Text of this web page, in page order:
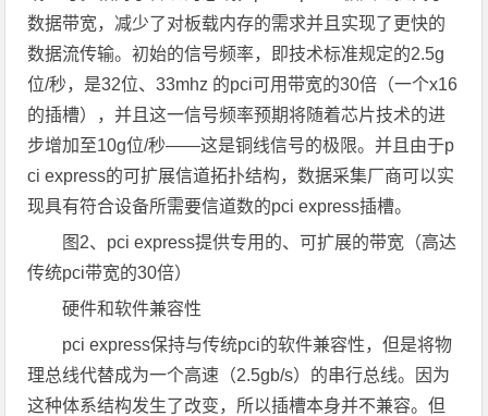
数据带宽，减少了对板载内存的需求并且实现了更快的
数据流传输。初始的信号频率，即技术标准规定的2.5g
位/秒，是32位、33mhz 的pci可用带宽的30倍（一个x16
的插槽），并且这一信号频率预期将随着芯片技术的进
步增加至10g位/秒——这是铜线信号的极限。并且由于p
ci express的可扩展信道拓扑结构，数据采集厂商可以实
现具有符合设备所需要信道数的pci express插槽。
图2、pci express提供专用的、可扩展的带宽（高达
传统pci带宽的30倍）
硬件和软件兼容性
pci express保持与传统pci的软件兼容性，但是将物
理总线代替成为一个高速（2.5gb/s）的串行总线。因为
这种体系结构发生了改变，所以插槽本身并不兼容。但